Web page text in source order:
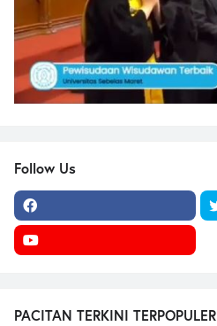
Follow Us
PACITAN TERKINI TERPOPULER